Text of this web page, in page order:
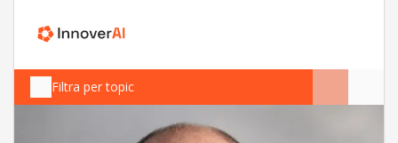
Filtra per topic